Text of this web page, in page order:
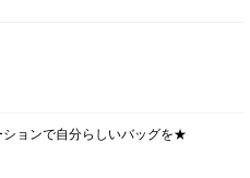
ションで自分らしいバッグを★